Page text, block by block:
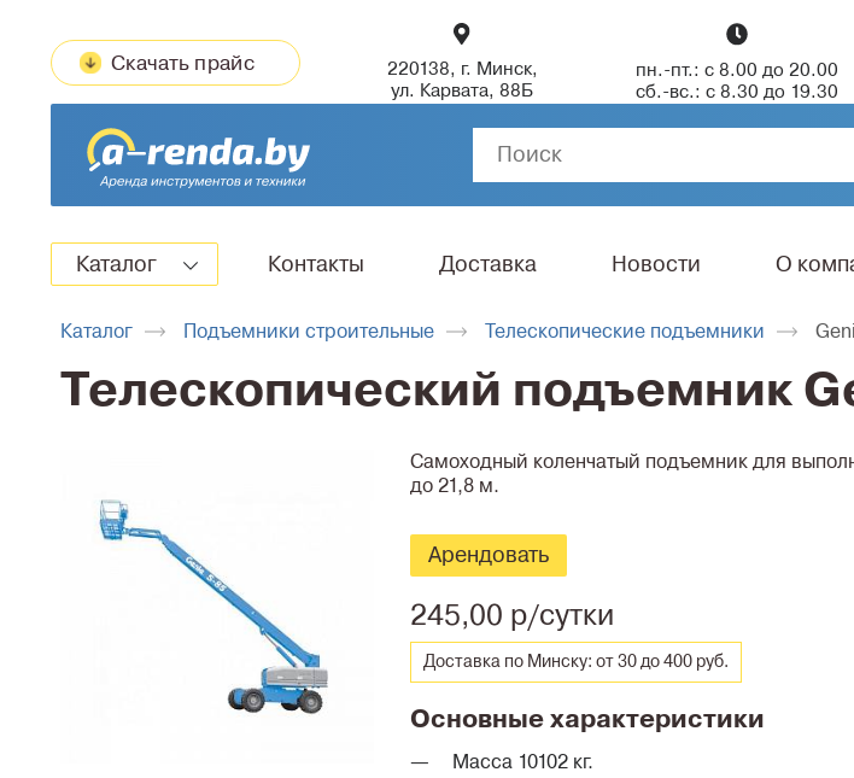
Скачать прайс
220138, г. Минск,
ул. Карвата, 88Б
пн.-пт.: с 8.00 до 20.00
сб.-вс.: с 8.30 до 19.30
Каталог Контакты Доставка Новости О
Каталог Подъемники строительные Телескопические подъемники
Телескопический подъемник
Самоходный коленчатый подъемник для
до 21,8 м.
Арендовать
245,00 р/сутки
Доставка по Минску: от 30 до 400 руб.
Основные характеристики
Масса 10102 кг.